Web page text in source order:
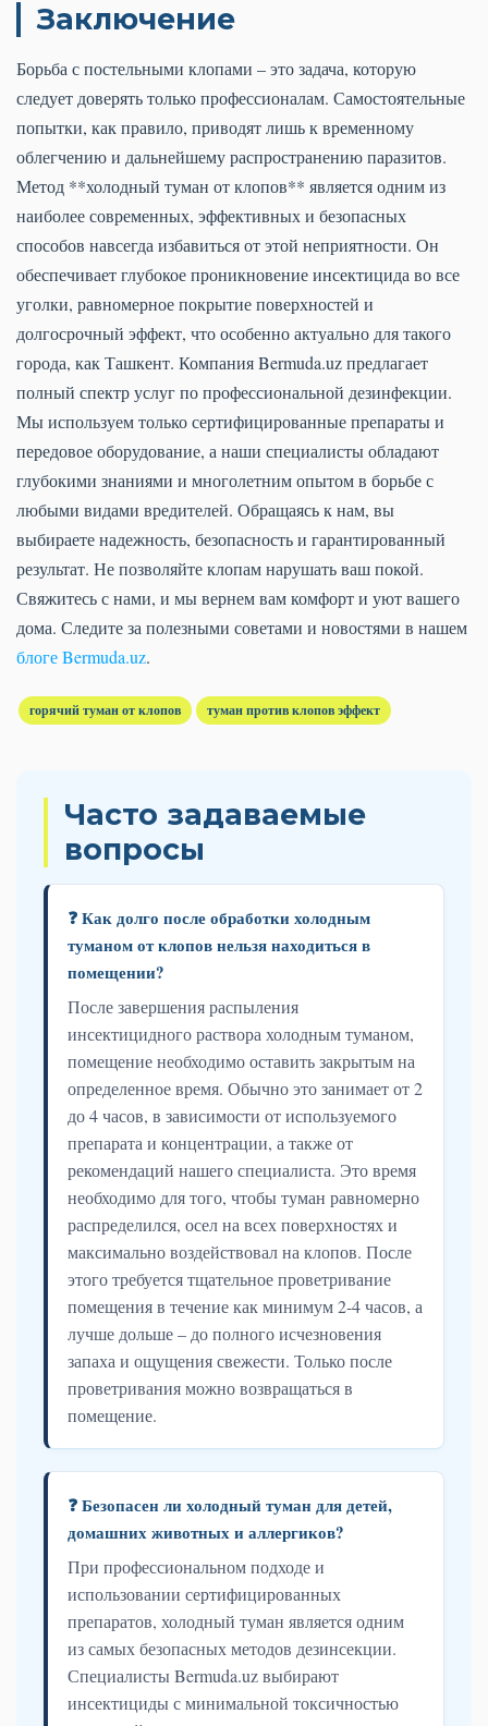
Заключение
Борьба с постельными клопами – это задача, которую
следует доверять только профессионалам. Самостоятельные
попытки, как правило, приводят лишь к временному
облегчению и дальнейшему распространению паразитов.
Метод **холодный туман от клопов** является одним из
наиболее современных, эффективных и безопасных
способов навсегда избавиться от этой неприятности. Он
обеспечивает глубокое проникновение инсектицида во все
уголки, равномерное покрытие поверхностей и
долгосрочный эффект, что особенно актуально для такого
города, как Ташкент. Компания Bermuda.uz предлагает
полный спектр услуг по профессиональной дезинфекции.
Мы используем только сертифицированные препараты и
передовое оборудование, а наши специалисты обладают
глубокими знаниями и многолетним опытом в борьбе с
любыми видами вредителей. Обращаясь к нам, вы
выбираете надежность, безопасность и гарантированный
результат. Не позволяйте клопам нарушать ваш покой.
Свяжитесь с нами, и мы вернем вам комфорт и уют вашего
дома. Следите за полезными советами и новостями в нашем
блоге Bermuda.uz.
горячий туман от клопов туман против клопов эффект
Часто задаваемые
вопросы
❓ Как долго после обработки холодным
туманом от клопов нельзя находиться в
помещении?
После завершения распыления
инсектицидного раствора холодным туманом,
помещение необходимо оставить закрытым на
определенное время. Обычно это занимает от 2
до 4 часов, в зависимости от используемого
препарата и концентрации, а также от
рекомендаций нашего специалиста. Это время
необходимо для того, чтобы туман равномерно
распределился, осел на всех поверхностях и
максимально воздействовал на клопов. После
этого требуется тщательное проветривание
помещения в течение как минимум 2-4 часов, а
лучше дольше – до полного исчезновения
запаха и ощущения свежести. Только после
проветривания можно возвращаться в
помещение.
❓ Безопасен ли холодный туман для детей,
домашних животных и аллергиков?
При профессиональном подходе и
использовании сертифицированных
препаратов, холодный туман является одним
из самых безопасных методов дезинсекции.
Специалисты Bermuda.uz выбирают
инсектициды с минимальной токсичностью